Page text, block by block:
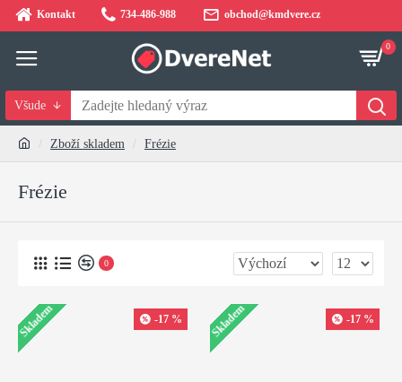
Kontakt 734-486-988 obchod@kmdvere.cz
0
Všude
Zboží skladem Frézie
Frézie
0
Skladem -17 % Skladem -17 %